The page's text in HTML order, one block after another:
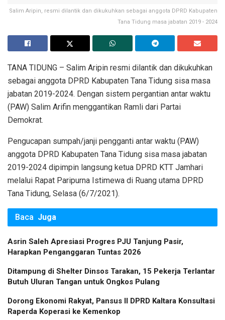
Salim Aripin, resmi dilantik dan dikukuhkan sebagai anggota DPRD Kabupaten
Tana Tidung masa jabatan 2019 - 2024
TANA TIDUNG – Salim Aripin resmi dilantik dan dikukuhkan
sebagai anggota DPRD Kabupaten Tana Tidung sisa masa
jabatan 2019-2024. Dengan sistem pergantian antar waktu
(PAW) Salim Arifin menggantikan Ramli dari Partai
Demokrat.
Pengucapan sumpah/janji pengganti antar waktu (PAW)
anggota DPRD Kabupaten Tana Tidung sisa masa jabatan
2019-2024 dipimpin langsung ketua DPRD KTT Jamhari
melalui Rapat Paripurna Istimewa di Ruang utama DPRD
Tana Tidung, Selasa (6/7/2021).
Baca Juga
Asrin Saleh Apresiasi Progres PJU Tanjung Pasir,
Harapkan Penganggaran Tuntas 2026
Ditampung di Shelter Dinsos Tarakan, 15 Pekerja Terlantar
Butuh Uluran Tangan untuk Ongkos Pulang
Dorong Ekonomi Rakyat, Pansus II DPRD Kaltara Konsultasi
Raperda Koperasi ke Kemenkop